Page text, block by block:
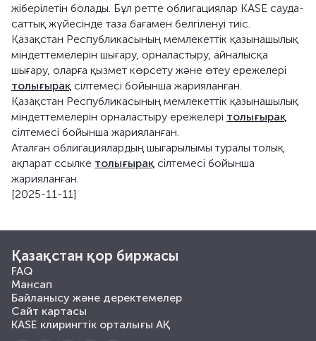
жіберілетін болады. Бұл ретте облигациялар KASE сауда-
саттық жүйесінде таза бағамен белгіленуі тиіс.
Қазақстан Республикасының мемлекеттік қазынашылық
міндеттемелерін шығару, орналастыру, айналысқа
шығару, оларға қызмет көрсету және өтеу ережелері
толығырақ сілтемесі бойынша жарияланған.
Қазақстан Республикасының мемлекеттік қазынашылық
міндеттемелерін орналастыру ережелері толығырақ
сілтемесі бойынша жарияланған.
Аталған облигациялардың шығарылымы туралы толық
ақпарат ссылке толығырақ сілтемесі бойынша
жарияланған.
[2025-11-11]
Қазақстан қор биржасы
FAQ
Мансап
Байланысу және деректемелер
Сайт картасы
KASE клирингтік орталығы АҚ